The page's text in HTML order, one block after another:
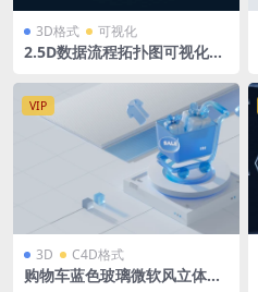
3D格式 可视化
2.5D数据流程拓扑图可视化大
VIP
3D C4D格式
购物车蓝色玻璃微软风立体场